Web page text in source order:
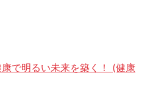
で明るい未来を築く！ (健康